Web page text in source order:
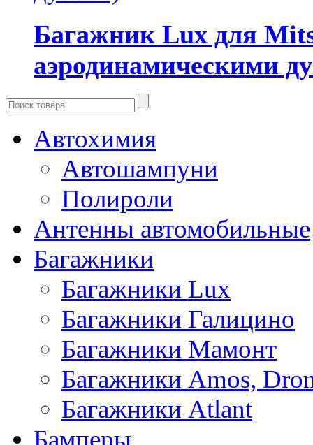
Багажник Lux для
аэродинамическими
Автохимия
Автошампуни
Полироли
Антенны автомобильные
Багажники
Багажники Lux
Багажники Галицино
Багажники Мамонт
Багажники Amos,
Багажники Atlant
Бамперы